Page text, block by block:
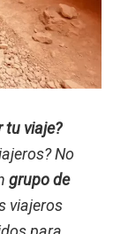
tu viaje?
No
grupo de
viajeros